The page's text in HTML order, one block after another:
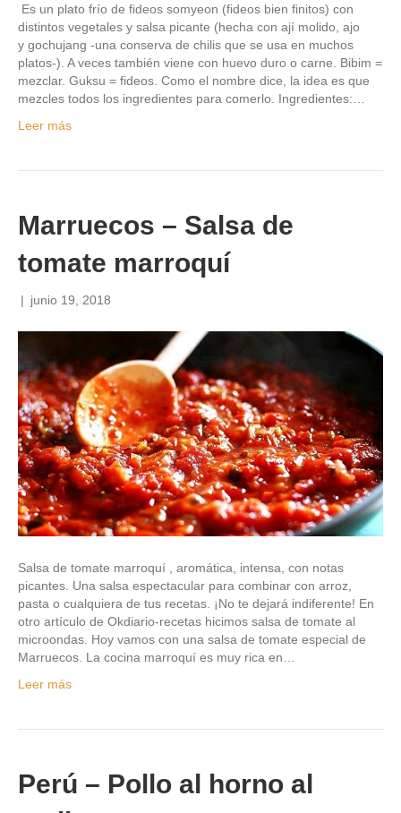
Es un plato frío de fideos somyeon (fideos bien finitos) con
distintos vegetales y salsa picante (hecha con ají molido, ajo
y gochujang -una conserva de chilis que se usa en muchos
platos-). A veces también viene con huevo duro o carne. Bibim =
mezclar. Guksu = fideos. Como el nombre dice, la idea es que
mezcles todos los ingredientes para comerlo. Ingredientes:…
Leer más
Marruecos – Salsa de
tomate marroquí
| junio 19, 2018
Salsa de tomate marroquí , aromática, intensa, con notas
picantes. Una salsa espectacular para combinar con arroz,
pasta o cualquiera de tus recetas. ¡No te dejará indiferente! En
otro artículo de Okdiario-recetas hicimos salsa de tomate al
microondas. Hoy vamos con una salsa de tomate especial de
Marruecos. La cocina marroquí es muy rica en…
Leer más
Perú – Pollo al horno al